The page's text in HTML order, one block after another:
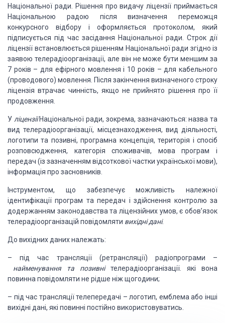
Національної ради. Рішення про видачу ліцензії приймається
Національ­ною радою після визначення переможця
конкурсного відбору і оформ­ляється протоколом, який
підписується під час засідання Національної ради. Строк дії
ліцензії встановлюється рішенням Національної ради згідно із
заявою телерадіоорганізації, але він не може бути мен­шим за
7 років – для ефірного мовлення і 10 років – для кабельного
(проводового) мовлення. Після закінчення визначеного строку
ліцен­зія втрачає чинність, якщо не прийнято рішення про її
продовження.
У ліцензіїНаціональної ради, зокрема, зазначаються: назва та
вид телерадіоорганізації, місцезнаходження, вид діяльності,
логотипи та позивні, програмна концепція, територія і спосіб
розповсюдження, категорія споживачів, мова програм і
передач (із зазначенням відсо­ткової частки української мови),
інформація про засновників.
Інструментом, що забезпечує можливість належної
ідентифікації програм та передач і здійснення контролю за
додержанням законодавства та ліцензійних умов, є обов’язок
телерадіоорганізацій пові­домляти вихідні дані.
До вихідних даних належать:
– під час трансляції (ретрансляції) радіопрограми –
найменування та позивнітелерадіоорганізації. які вона
повинна повідо­мляти не рідше ніж щогодини;
– під час трансляції телепередачі – логотип, емблема або інші
вихідні дані, які повинні постійно використовуватись.